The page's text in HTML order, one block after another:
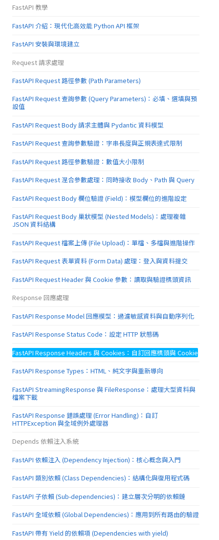
FastAPI 教學
FastAPI 介紹：現代化高效能 Python API 框架
FastAPI 安裝與環境建立
Request 請求處理
FastAPI Request 路徑參數 (Path Parameters)
FastAPI Request 查詢參數 (Query Parameters)：必填、選填與預
設值
FastAPI Request Body 請求主體與 Pydantic 資料模型
FastAPI Request 查詢參數驗證：字串長度與正規表達式限制
FastAPI Request 路徑參數驗證：數值大小限制
FastAPI Request 混合參數處理：同時接收 Body、Path 與 Query
FastAPI Request Body 欄位驗證 (Field)：模型欄位的進階設定
FastAPI Request Body 巢狀模型 (Nested Models)：處理複雜
JSON 資料結構
FastAPI Request 檔案上傳 (File Upload)：單檔、多檔與進階操作
FastAPI Request 表單資料 (Form Data) 處理：登入與資料提交
FastAPI Request Header 與 Cookie 參數：讀取與驗證標頭資訊
Response 回應處理
FastAPI Response Model 回應模型：過濾敏感資料與自動序列化
FastAPI Response Status Code：設定 HTTP 狀態碼
FastAPI Response Headers 與 Cookies：自訂回應標頭與 Cookie
FastAPI Response Types：HTML、純文字與重新導向
FastAPI StreamingResponse 與 FileResponse：處理大型資料與
檔案下載
FastAPI Response 錯誤處理 (Error Handling)：自訂
HTTPException 與全域例外處理器
Depends 依賴注入系統
FastAPI 依賴注入 (Dependency Injection)：核心概念與入門
FastAPI 類別依賴 (Class Dependencies)：結構化與復用程式碼
FastAPI 子依賴 (Sub-dependencies)：建立層次分明的依賴鏈
FastAPI 全域依賴 (Global Dependencies)：應用到所有路由的驗證
FastAPI 帶有 Yield 的依賴項 (Dependencies with yield)